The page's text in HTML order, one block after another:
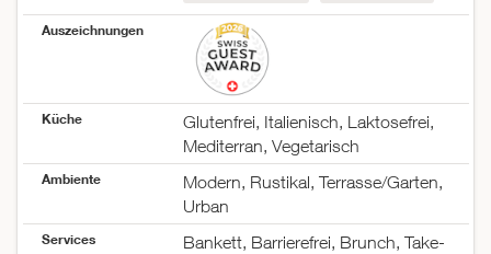
Donnerstag
Samstag
11:00–14:00
17:00–23:00
11:00–14:00
17:00–23:00
17:00–23:00
geschlossen
Auszeichnungen
Küche
Glutenfrei, Italienisch, Laktosefrei,
Mediterran, Vegetarisch
Ambiente
Modern, Rustikal, Terrasse/Garten,
Urban
Services
Bankett, Barrierefrei, Brunch, Take-